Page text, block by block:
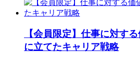
【会員限定】仕事に対す
に立てたキャリア戦略